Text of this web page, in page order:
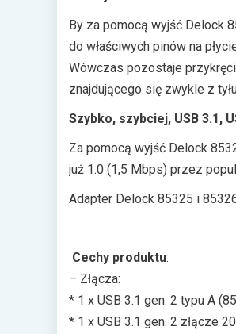
By za pomocą wyjść Delock
do właściwych pinów na
Wówczas pozostaje
znajdującego się zwykle z
Szybko, szybciej, USB 3.1,
Za pomocą wyjść Delock
już 1.0 (1,5 Mbps) przez
Adapter Delock 85325 i
Cechy produktu:
– Złącza:
* 1 x USB 3.1 gen. 2 typu A
* 1 x USB 3.1 gen. 2 złącze